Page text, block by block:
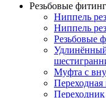
Резьбовые
Ниппель
Ниппель
Резьбовые
Муфта с
Переходная
Переходник